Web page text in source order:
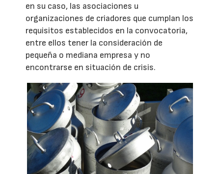
en su caso, las asociaciones u
organizaciones de criadores que cumplan los
requisitos establecidos en la convocatoria,
entre ellos tener la consideración de
pequeña o mediana empresa y no
encontrarse en situación de crisis.